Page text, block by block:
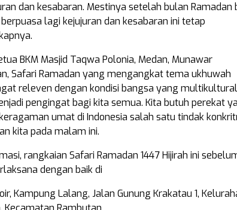
dan kesabaran. Mestinya setelah bulan Ramadan
lagi kejujuran dan kesabaran ini tetap
BKM Masjid Taqwa Polonia, Medan, Munawar
Safari Ramadan yang mengangkat tema ukhuwah
releven dengan kondisi bangsa yang
pengingat bagi kita semua. Kita butuh perekat
umat di Indonesia salah satu tindak
kita pada malam ini.
rangkaian Safari Ramadan 1447 Hijirah ini
dengan baik di
Kampung Lalang, Jalan Gunung Krakatau 1,